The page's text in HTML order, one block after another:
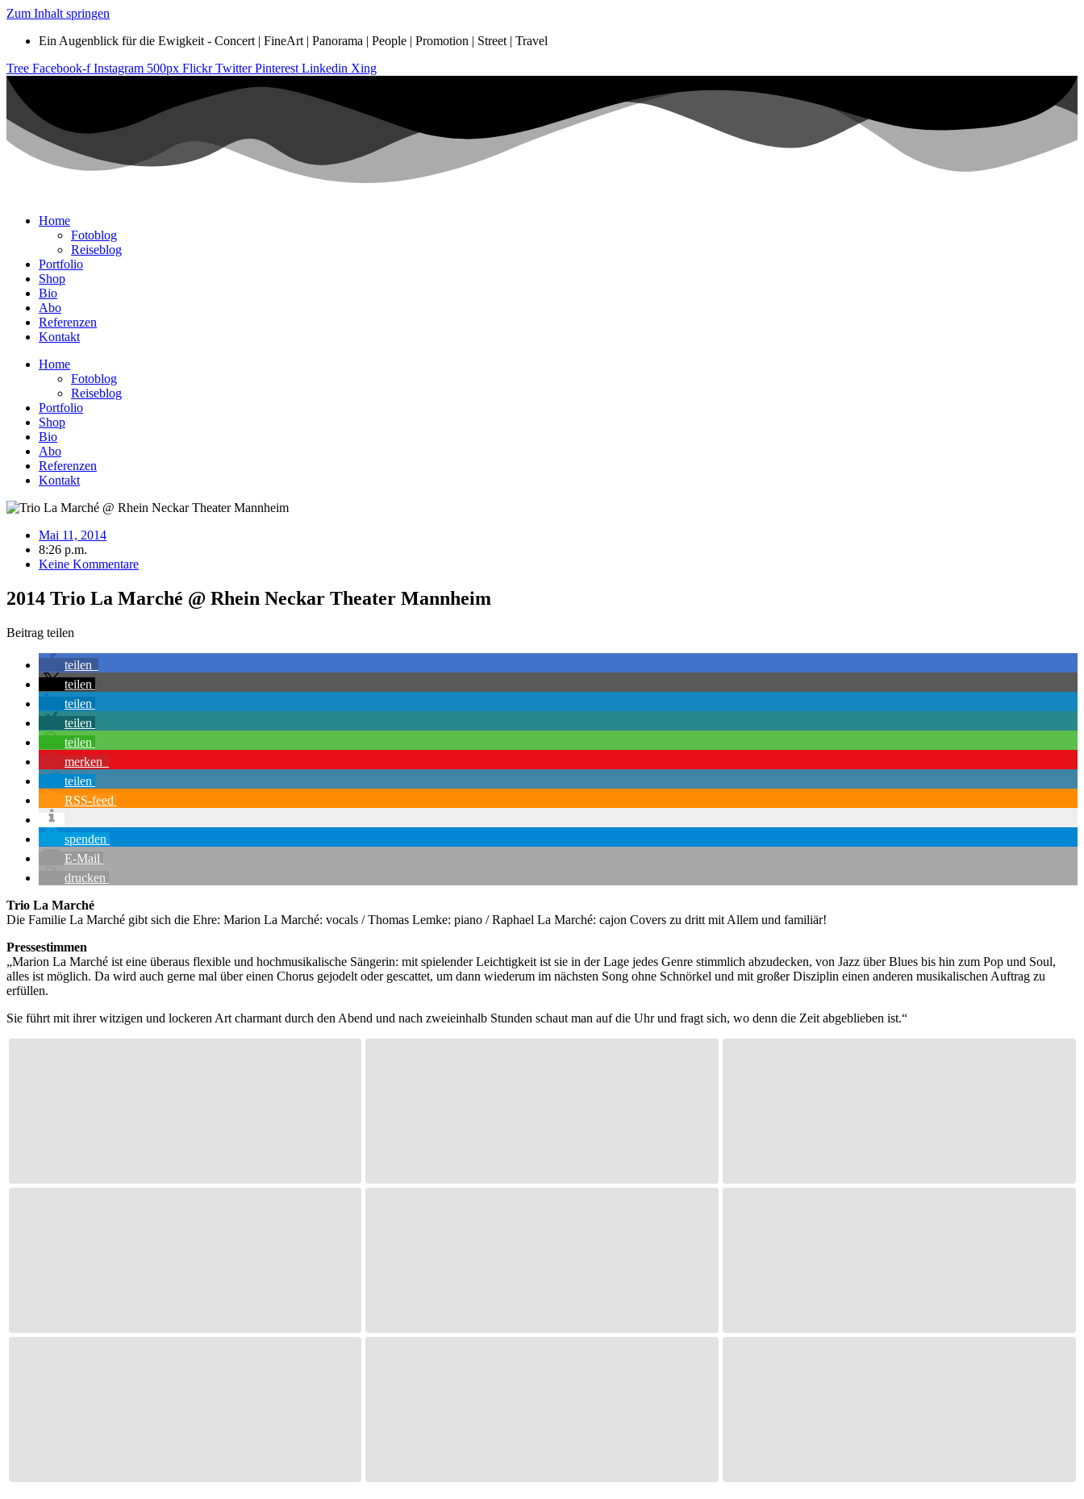
Zum Inhalt springen
Ein Augenblick für die Ewigkeit - Concert | FineArt | Panorama | People | Promotion | Street | Travel
Tree Facebook-f Instagram 500px Flickr Twitter Pinterest Linkedin Xing
Home
Fotoblog
Reiseblog
Portfolio
Shop
Bio
Abo
Referenzen
Kontakt
Home
Fotoblog
Reiseblog
Portfolio
Shop
Bio
Abo
Referenzen
Kontakt
Mai 11, 2014
8:26 p.m.
Keine Kommentare
2014 Trio La Marché @ Rhein Neckar Theater Mannheim
Beitrag teilen
teilen
teilen
teilen
teilen
teilen
merken
teilen
RSS-feed
spenden
E-Mail
drucken
Trio La Marché
Die Familie La Marché gibt sich die Ehre: Marion La Marché: vocals / Thomas Lemke: piano / Raphael La Marché: cajon Covers zu dritt mit Allem und familiär!
Pressestimmen
„Marion La Marché ist eine überaus flexible und hochmusikalische Sängerin: mit spielender Leichtigkeit ist sie in der Lage jedes Genre stimmlich abzudecken, von Jazz über Blues bis hin zum Pop und Soul,
alles ist möglich. Da wird auch gerne mal über einen Chorus gejodelt oder gescattet, um dann wiederum im nächsten Song ohne Schnörkel und mit großer Disziplin einen anderen musikalischen Auftrag zu
erfüllen.
Sie führt mit ihrer witzigen und lockeren Art charmant durch den Abend und nach zweieinhalb Stunden schaut man auf die Uhr und fragt sich, wo denn die Zeit abgeblieben ist.“